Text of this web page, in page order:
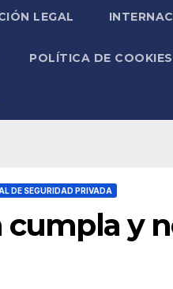
LEGAL
POLÍTICA DE COOKIES
DE SEGURIDAD PRIVADA
cumpla y